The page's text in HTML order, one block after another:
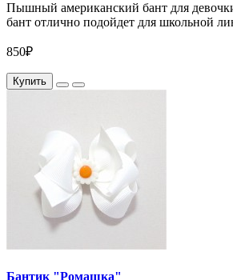
Пышный американский бант для
бант отлично подойдет для школьной
850₽
Купить
Бантик "Ромашка"